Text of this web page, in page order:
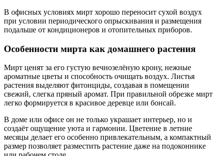
В офисных условиях мирт хорошо переносит сухой воздух
при условии периодического опрыскивания и размещения
подальше от кондиционеров и отопительных приборов.
Особенности мирта как домашнего растения
Мирт ценят за его густую вечнозелёную крону, нежные
ароматные цветы и способность очищать воздух. Листья
растения выделяют фитонциды, создавая в помещении
свежий, слегка пряный аромат. При правильной обрезке мирт
легко формируется в красивое деревце или бонсай.
В доме или офисе он не только украшает интерьер, но и
создаёт ощущение уюта и гармонии. Цветение в летние
месяцы делает его особенно привлекательным, а компактный
размер позволяет разместить растение даже на подоконнике